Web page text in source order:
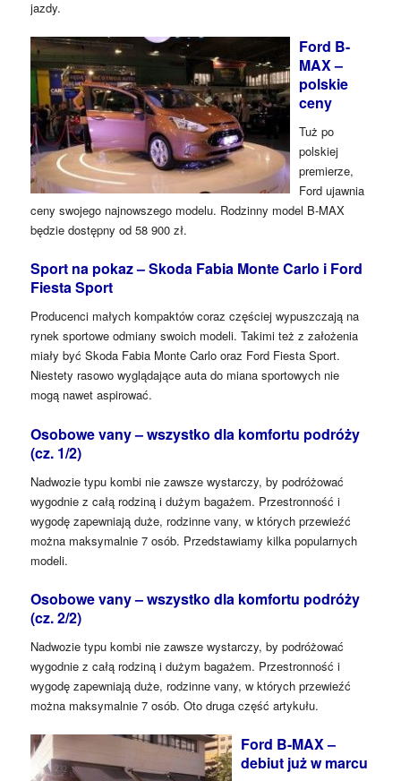
jazdy.
Ford B-
MAX –
polskie
ceny
Tuż po
polskiej
premierze,
Ford ujawnia
ceny swojego najnowszego modelu. Rodzinny model B-MAX
będzie dostępny od 58 900 zł.
Sport na pokaz – Skoda Fabia Monte Carlo i Ford
Fiesta Sport
Producenci małych kompaktów coraz częściej wypuszczają na
rynek sportowe odmiany swoich modeli. Takimi też z założenia
miały być Skoda Fabia Monte Carlo oraz Ford Fiesta Sport.
Niestety rasowo wyglądające auta do miana sportowych nie
mogą nawet aspirować.
Osobowe vany – wszystko dla komfortu podróży
(cz. 1/2)
Nadwozie typu kombi nie zawsze wystarczy, by podróżować
wygodnie z całą rodziną i dużym bagażem. Przestronność i
wygodę zapewniają duże, rodzinne vany, w których przewieźć
można maksymalnie 7 osób. Przedstawiamy kilka popularnych
modeli.
Osobowe vany – wszystko dla komfortu podróży
(cz. 2/2)
Nadwozie typu kombi nie zawsze wystarczy, by podróżować
wygodnie z całą rodziną i dużym bagażem. Przestronność i
wygodę zapewniają duże, rodzinne vany, w których przewieźć
można maksymalnie 7 osób. Oto druga część artykułu.
Ford B-MAX –
debiut już w marcu